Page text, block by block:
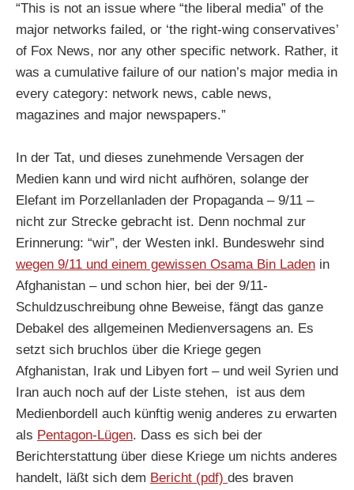
“This is not an issue where “the liberal media” of the
major networks failed, or ‘the right-wing conservatives’
of Fox News, nor any other specific network. Rather, it
was a cumulative failure of our nation’s major media in
every category: network news, cable news,
magazines and major newspapers.”
In der Tat, und dieses zunehmende Versagen der
Medien kann und wird nicht aufhören, solange der
Elefant im Porzellanladen der Propaganda – 9/11 –
nicht zur Strecke gebracht ist. Denn nochmal zur
Erinnerung: “wir”, der Westen inkl. Bundeswehr sind
wegen 9/11 und einem gewissen Osama Bin Laden in
Afghanistan – und schon hier, bei der 9/11-
Schuldzuschreibung ohne Beweise, fängt das ganze
Debakel des allgemeinen Medienversagens an. Es
setzt sich bruchlos über die Kriege gegen
Afghanistan, Irak und Libyen fort – und weil Syrien und
Iran auch noch auf der Liste stehen, ist aus dem
Medienbordell auch künftig wenig anderes zu erwarten
als Pentagon-Lügen. Dass es sich bei der
Berichterstattung über diese Kriege um nichts anderes
handelt, läßt sich dem Bericht (pdf) des braven